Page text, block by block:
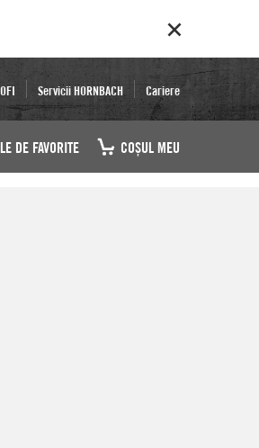
Servicii HORNBACH Cariere
DE FAVORITE COŞUL MEU